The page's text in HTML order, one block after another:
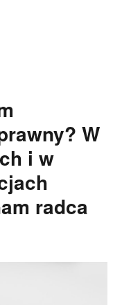
W
i w
radca